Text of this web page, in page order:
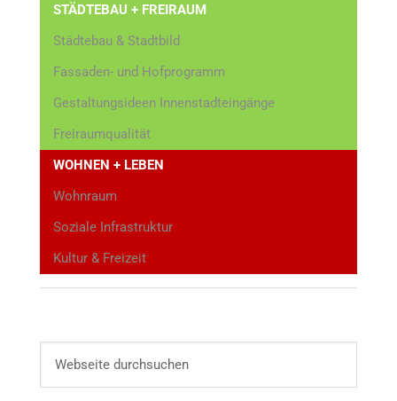
STÄDTEBAU + FREIRAUM
Städtebau & Stadtbild
Fassaden- und Hofprogramm
Gestaltungsideen Innenstadteingänge
Freiraumqualität
WOHNEN + LEBEN
Wohnraum
Soziale Infrastruktur
Kultur & Freizeit